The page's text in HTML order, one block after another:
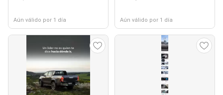
Aún válido por 1 día Aún válido por 1 día